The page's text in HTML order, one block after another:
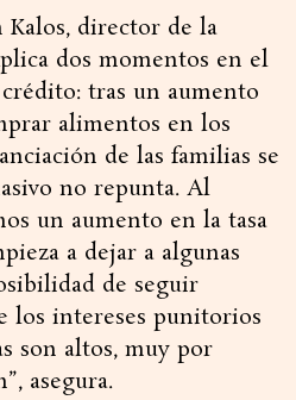
director de la
dos momentos en el
tras un aumento
alimentos en los
de las familias se
no repunta. Al
un aumento en la tasa
a dejar a algunas
de seguir
los intereses punitorios
son altos, muy por
asegura.